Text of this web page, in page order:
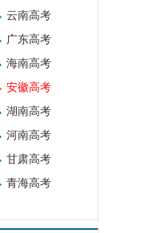
云南高考
广东高考
海南高考
安徽高考
湖南高考
河南高考
甘肃高考
青海高考